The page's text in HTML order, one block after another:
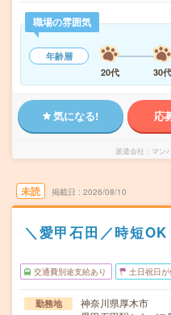
職場の雰囲気
年齢層
20代
30代
気になる! 応
派遣会社 マン
未読 掲載日 2026/08/10
＼愛甲石田／時短
交通費別途支給あり 土日祝日が
勤務地
神奈川県厚木市